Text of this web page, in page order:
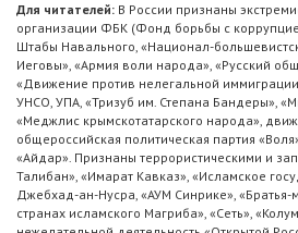
Для читателей: В России признаны
организации ФБК (Фонд борьбы с
Штабы Навального, «Национал-
Иеговы», «Армия воли народа», «Русский
«Движение против нелегальной
УНСО, УПА, «Тризуб им. Степана Бандеры»,
«Меджлис крымскотатарского народа»,
общероссийская политическая партия
«Айдар». Признаны террористическими и
Талибан», «Имарат Кавказ», «Исламское
Джебхад-ан-Нусра, «АУМ Синрике», «Братья-
странах исламского Магриба», «Сеть»,